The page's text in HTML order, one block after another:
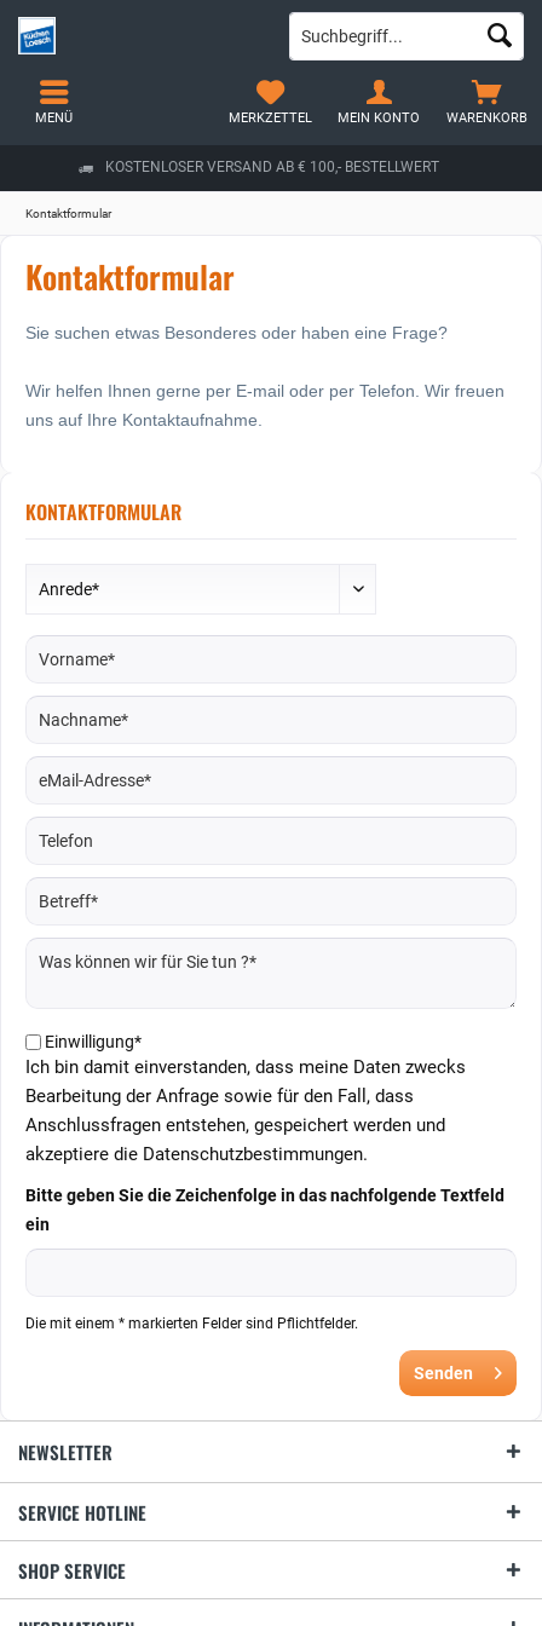
KOSTENLOSER VERSAND AB € 100,- BESTELLWERT
WARENKORB
MERKZETTEL MEIN KONTO
MENÜ
Kontaktformular
Kontaktformular
Sie suchen etwas Besonderes oder haben eine Frage?
Wir helfen Ihnen gerne per E-mail oder per Telefon. Wir freuen
uns auf Ihre Kontaktaufnahme.
KONTAKTFORMULAR
Einwilligung*
Ich bin damit einverstanden, dass meine Daten zwecks
Bearbeitung der Anfrage sowie für den Fall, dass
Anschlussfragen entstehen, gespeichert werden und
akzeptiere die Datenschutzbestimmungen.
Bitte geben Sie die Zeichenfolge in das nachfolgende Textfeld
ein
Die mit einem * markierten Felder sind Pflichtfelder.
Senden
NEWSLETTER
SERVICE HOTLINE
SHOP SERVICE